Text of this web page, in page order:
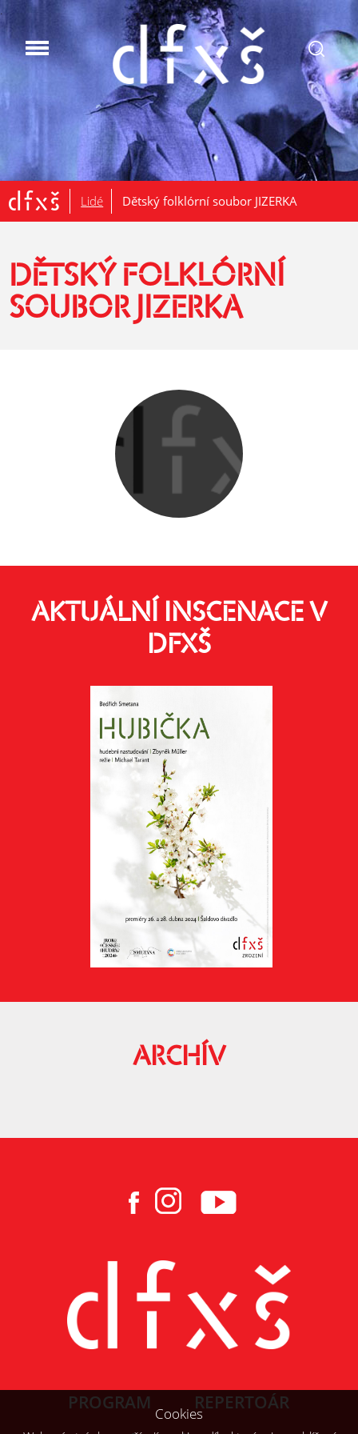
.
Lidé Dětský folklórní soubor JIZERKA
DĚTSKÝ FOLKLÓRNÍ
SOUBOR JIZERKA
AKTUÁLNÍ INSCENACE V
DFXŠ
ARCHÍV
PROGRAM
REPERTOÁR
Cookies